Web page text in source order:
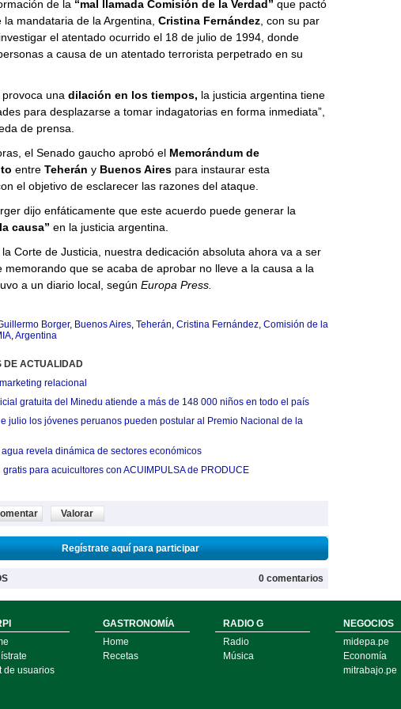
de la “mal llamada Comisión de la Verdad” que pactó
mandataria de la Argentina, Cristina Fernández, con su par
el atentado ocurrido el 18 de julio de 1994, donde
a causa de un atentado terrorista perpetrado en su
una dilación en los tiempos, la justicia argentina tiene
para desplazarse a tomar indagatorias en forma inmediata”,
de prensa.
el Senado gaucho aprobó el Memorándum de
entre Teherán y Buenos Airespara instaurar esta
el objetivo de esclarecer las razones del ataque.
dijo enfáticamente que este acuerdo puede generar la
causa” en la justicia argentina.
la Corte de Justicia, nuestra dedicación absoluta ahora va a ser
memorando que se acaba de aprobar no lleve a la causa a la
a un diario local, según Europa Press.
Borger, Buenos Aires, Teherán, Cristina Fernández, Comisión de la
,Argentina
DE ACTUALIDAD
relacional
gratuita del Minedu atiende a más de 148 000 niños en todo el país
julio los jóvenes peruanos pueden postular al Premio Nacional de la
revela dinámica de sectores económicos
para acuicultores con ACUIMPULSA de PRODUCE
Valorar
Regístrate aquí para participar
0 comentarios
de usuarios
GASTRONOMÍA
Home
Recetas
RADIO G
Radio
Música
NEGOCIOS
midepa.pe
Economía
mitrabajo.pe